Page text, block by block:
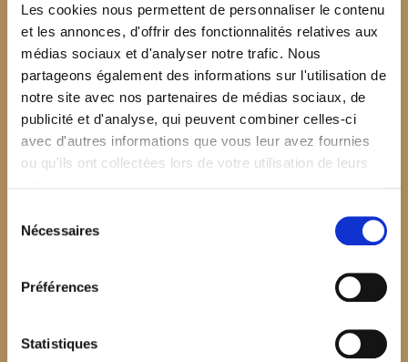
Les cookies nous permettent de personnaliser le contenu
et les annonces, d'offrir des fonctionnalités relatives aux
médias sociaux et d'analyser notre trafic. Nous
partageons également des informations sur l'utilisation de
notre site avec nos partenaires de médias sociaux, de
publicité et d'analyse, qui peuvent combiner celles-ci
avec d'autres informations que vous leur avez fournies
ou qu'ils ont collectées lors de votre utilisation de leurs
Nécessaires
Préférences
Statistiques